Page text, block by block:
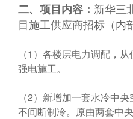
二、项目内容： 新华三
目施工供应商招标（内
（1）各楼层电力调配，
强电施工。
（2）新增加一套水冷中
不间断制冷。原由两套中